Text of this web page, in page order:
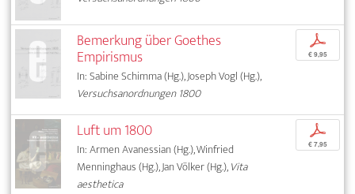
Bemerkung über Goethes
Empirismus
In: Sabine Schimma (Hg.), Joseph Vogl (Hg.),
Versuchsanordnungen 1800
p
€ 9,95
Luft um 1800
In: Armen Avanessian (Hg.), Winfried
Menninghaus (Hg.), Jan Völker (Hg.),Vita
aesthetica
p
€ 7,95